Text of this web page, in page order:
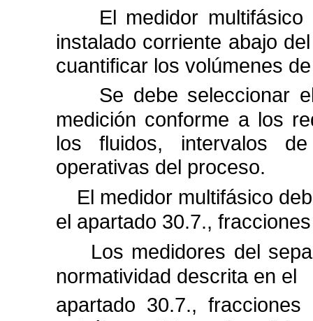
El medidor
instalado corriente abajo
cuantificar los volúmenes
Se debe seleccionar
medición conforme a los
los fluidos, intervalos
operativas del proceso.
El medidor multifásico
el apartado 30.7., fracciones
Los medidores del
normatividad descrita en el
apartado 30.7.,